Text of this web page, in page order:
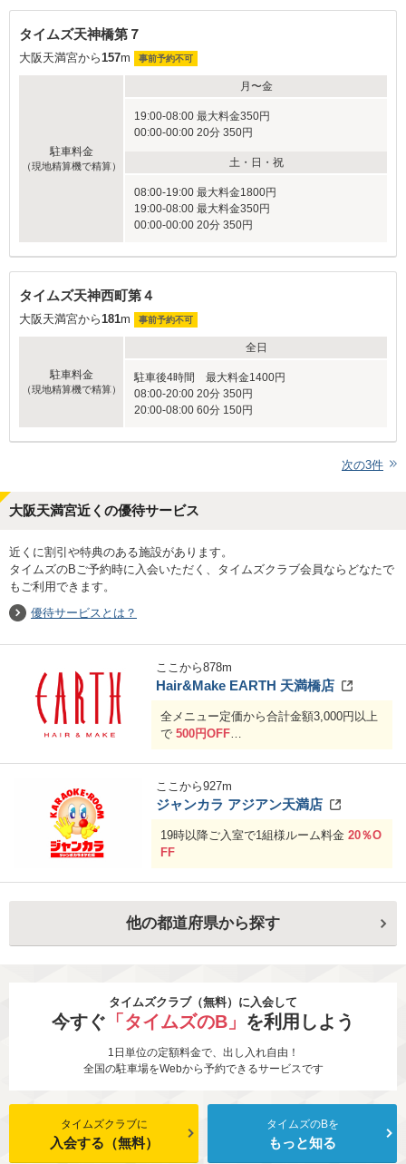
タイムズ天神橋第７
大阪天満宮から157m 事前予約不可
駐車料金
（現地精算機で精算）
月〜金
19:00-08:00 最大料金350円
00:00-00:00 20分 350円
土・日・祝
08:00-19:00 最大料金1800円
19:00-08:00 最大料金350円
00:00-00:00 20分 350円
タイムズ天神西町第４
大阪天満宮から181m 事前予約不可
駐車料金
（現地精算機で精算）
全日
駐車後4時間 最大料金1400円
08:00-20:00 20分 350円
20:00-08:00 60分 150円
次の3件
大阪天満宮近くの優待サービス
近くに割引や特典のある施設があります。
タイムズのBご予約時に入会いただく、タイムズクラブ会員ならどなたで
もご利用できます。
優待サービスとは？
ここから878m
Hair&Make EARTH 天満橋店
全メニュー定価から合計金額3,000円以上
で 500円OFF
ここから927m
ジャンカラ アジアン天満店
19時以降ご入室で1組様ルーム料金 20％O
FF
他の都道府県から探す
タイムズクラブ（無料）に入会して
今すぐ 「タイムズのB」 を利用しよう
1日単位の定額料金で、出し入れ自由！
全国の駐車場をWebから予約できるサービスです
タイムズクラブに
入会する（無料）
タイムズのBを
もっと知る